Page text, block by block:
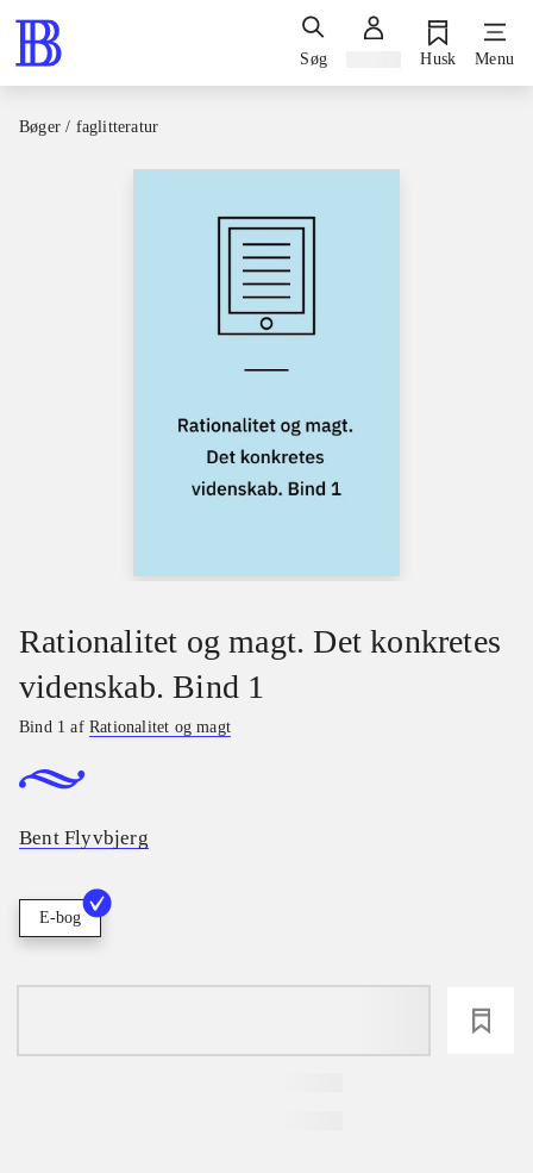
Søg Husk Menu
Bøger / faglitteratur
Rationalitet og magt. Det konkretes
videnskab. Bind 1
Bind 1 afRationalitet og magt
Bent Flyvbjerg
E-bog